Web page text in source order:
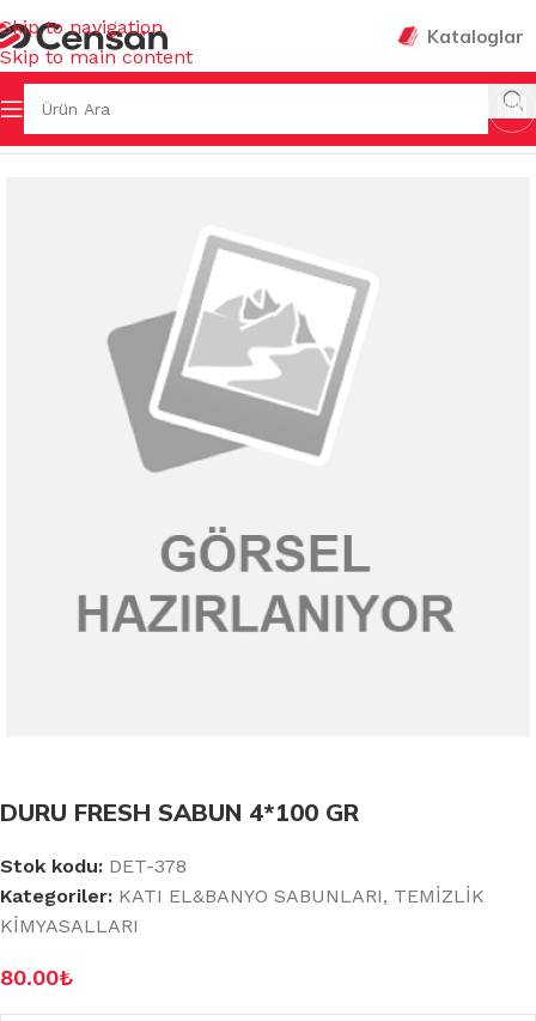
Skip to navigation
Skip to main content
Kataloglar
/ KATI EL&BANYO SABUNLARI
DURU FRESH SABUN 4*100 GR
Stok kodu: DET-378
Kategoriler: KATI EL&BANYO SABUNLARI, TEMİZLİK
KİMYASALLARI
80.00₺